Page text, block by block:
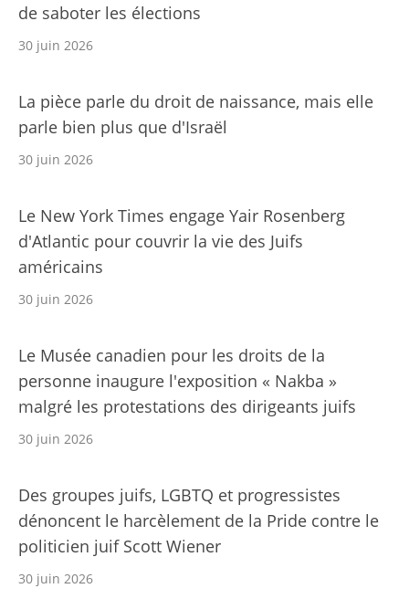
de saboter les élections
30 juin 2026
La pièce parle du droit de naissance, mais elle
parle bien plus que d'Israël
30 juin 2026
Le New York Times engage Yair Rosenberg
d'Atlantic pour couvrir la vie des Juifs
américains
30 juin 2026
Le Musée canadien pour les droits de la
personne inaugure l'exposition « Nakba »
malgré les protestations des dirigeants juifs
30 juin 2026
Des groupes juifs, LGBTQ et progressistes
dénoncent le harcèlement de la Pride contre le
politicien juif Scott Wiener
30 juin 2026